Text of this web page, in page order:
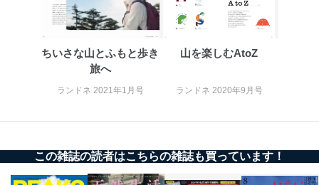
代表取締役会長 西野 伸一郎
個人情報の取扱いについて
１．個人情報保護管理者
当社は以下の個人情報保護管理者を設置し、個人情報保
護管理者の責任のもと、個人情報を取得・アクセス・利
株式会社富士山マガジンサービス
代表取締役会長 西野 伸一郎
個人情報保護管理者: 経営管理グループディレクター 前
ちいさな山とふもと歩き
旅へ
ランドネ 2021年1月号
山を楽しむAtoZ
ランドネ 2020年9月号
この雑誌の読者はこちらの雑誌も買っています！